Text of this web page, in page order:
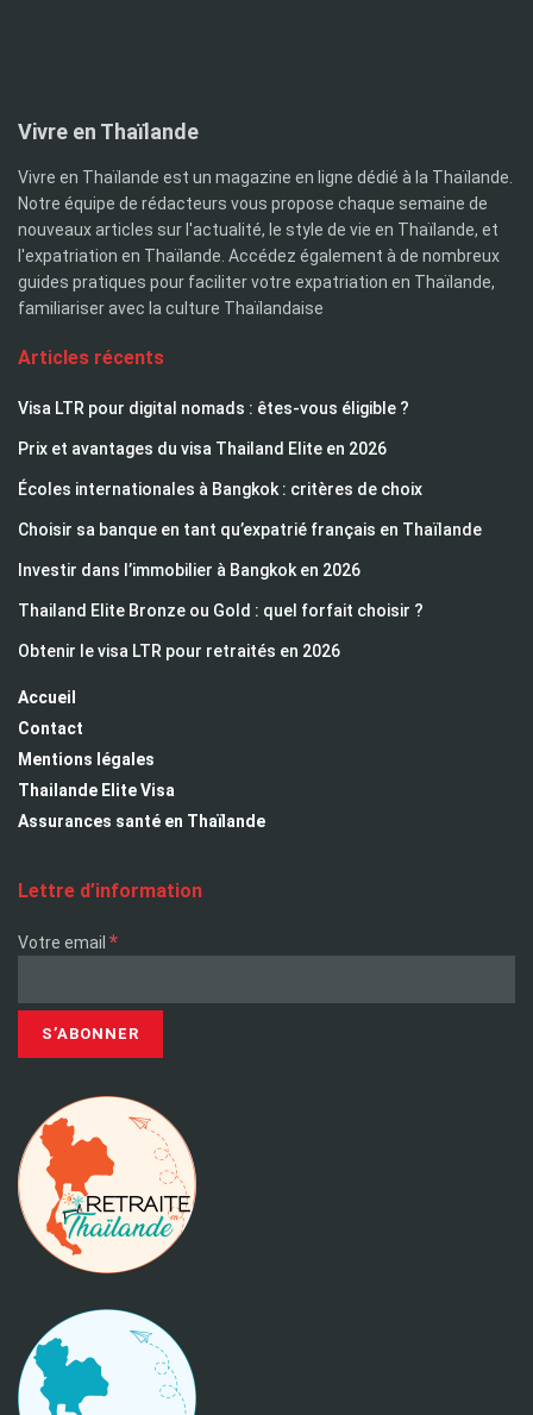
Vivre en Thaïlande
Vivre en Thaïlande est un magazine en ligne dédié à la Thaïlande.
Notre équipe de rédacteurs vous propose chaque semaine de
nouveaux articles sur l'actualité, le style de vie en Thaïlande, et
l'expatriation en Thaïlande. Accédez également à de nombreux
guides pratiques pour faciliter votre expatriation en Thaïlande,
familiariser avec la culture Thaïlandaise
Articles récents
Visa LTR pour digital nomads : êtes-vous éligible ?
Prix et avantages du visa Thailand Elite en 2026
Écoles internationales à Bangkok : critères de choix
Choisir sa banque en tant qu’expatrié français en Thaïlande
Investir dans l’immobilier à Bangkok en 2026
Thailand Elite Bronze ou Gold : quel forfait choisir ?
Obtenir le visa LTR pour retraités en 2026
Accueil
Contact
Mentions légales
Thailande Elite Visa
Assurances santé en Thaïlande
Lettre d’information
Votre email *